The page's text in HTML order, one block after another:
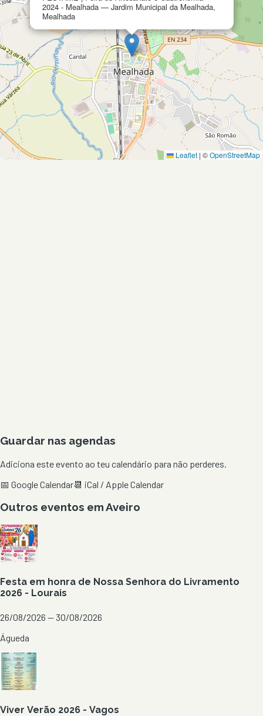
2024 - Mealhada — Jardim Municipal da Mealhada,
Mealhada
Leaflet | ©OpenStreetMap
Guardar nas agendas
Adiciona este evento ao teu calendário para não perderes.
📅 Google Calendar📆 iCal / Apple Calendar
Outros eventos emAveiro
Festa em honra de Nossa Senhora do Livramento
2026 - Lourais
26/08/2026 — 30/08/2026
Águeda
Viver Verão 2026 - Vagos